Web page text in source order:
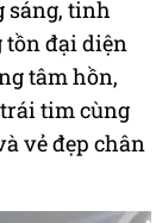
sáng, tinh
tồn đại diện
tâm hồn,
tim cùng
vẻ đẹp chân